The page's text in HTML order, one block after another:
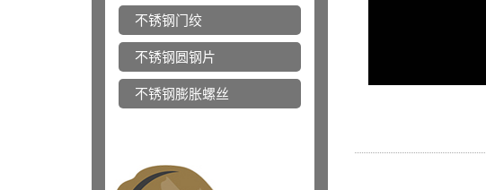
不锈钢门绞
不锈钢圆钢片
不锈钢膨胀螺丝